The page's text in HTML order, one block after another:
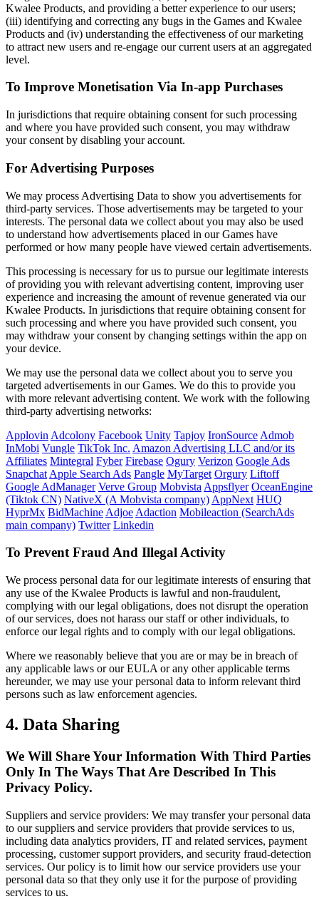
Kwalee Products, and providing a better experience to our users;
(iii) identifying and correcting any bugs in the Games and Kwalee
Products and (iv) understanding the effectiveness of our marketing
to attract new users and re-engage our current users at an aggregated
level.
To Improve Monetisation Via In-app Purchases
In jurisdictions that require obtaining consent for such processing
and where you have provided such consent, you may withdraw
your consent by disabling your account.
For Advertising Purposes
We may process Advertising Data to show you advertisements for
third-party services. Those advertisements may be targeted to your
interests. The personal data we collect about you may also be used
to understand how advertisements placed in our Games have
performed or how many people have viewed certain advertisements.
This processing is necessary for us to pursue our legitimate interests
of providing you with relevant advertising content, improving user
experience and increasing the amount of revenue generated via our
Kwalee Products. In jurisdictions that require obtaining consent for
such processing and where you have provided such consent, you
may withdraw your consent by changing settings within the app on
your device.
We may use the personal data we collect about you to serve you
targeted advertisements in our Games. We do this to provide you
with more relevant advertising content. We work with the following
third-party advertising networks:
Applovin Adcolony Facebook Unity Tapjoy IronSource Admob
InMobi Vungle TikTok Inc. Amazon Advertising LLC and/or its
Affiliates Mintegral Fyber Firebase Ogury Verizon Google Ads
Snapchat Apple Search Ads Pangle MyTarget Orgury Liftoff
Google AdManager Verve Group Mobvista Appsflyer OceanEngine
(Tiktok CN) NativeX (A Mobvista company) AppNext HUQ
HyprMx BidMachine Adjoe Adaction Mobileaction (SearchAds
main company) Twitter Linkedin
To Prevent Fraud And Illegal Activity
We process personal data for our legitimate interests of ensuring that
any use of the Kwalee Products is lawful and non-fraudulent,
complying with our legal obligations, does not disrupt the operation
of our services, does not harass our staff or other individuals, to
enforce our legal rights and to comply with our legal obligations.
Where we reasonably believe that you are or may be in breach of
any applicable laws or our EULA or any other applicable terms
hereunder, we may use your personal data to inform relevant third
persons such as law enforcement agencies.
4. Data Sharing
We Will Share Your Information With Third Parties
Only In The Ways That Are Described In This
Privacy Policy.
Suppliers and service providers: We may transfer your personal data
to our suppliers and service providers that provide services to us,
including data analytics providers, IT and related services, payment
processing, customer support providers, and security fraud-detection
services. Our policy is to limit how our service providers use your
personal data so that they only use it for the purpose of providing
services to us.